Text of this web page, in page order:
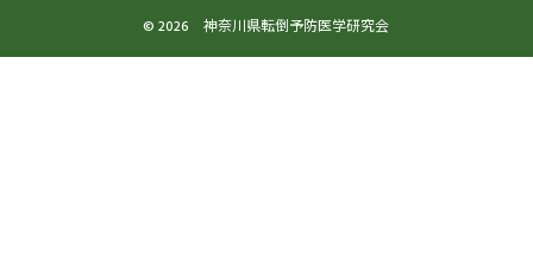
© 2026 神奈川県転倒予防医学研究会